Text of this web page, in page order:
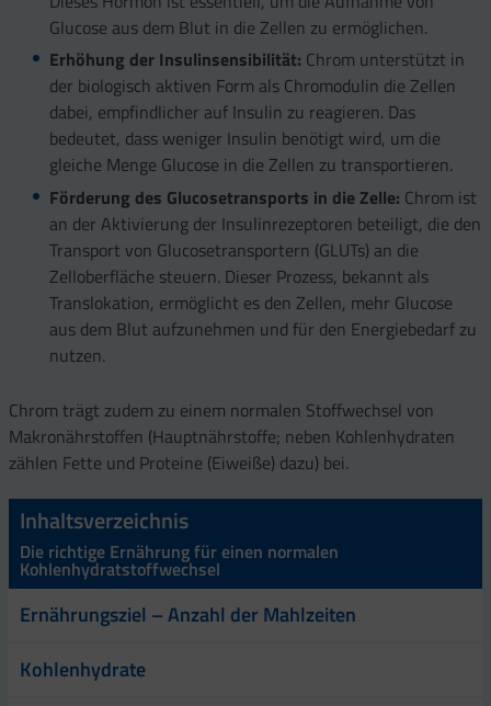
Glucose aus dem Blut in die Zellen zu ermöglichen.
Erhöhung der Insulinsensibilität: Chrom unterstützt in
der biologisch aktiven Form als Chromodulin die Zellen
dabei, empfindlicher auf Insulin zu reagieren. Das
bedeutet, dass weniger Insulin benötigt wird, um die
gleiche Menge Glucose in die Zellen zu transportieren.
Förderung des Glucosetransports in die Zelle: Chrom ist
an der Aktivierung der Insulinrezeptoren beteiligt, die den
Transport von Glucosetransportern (GLUTs) an die
Zelloberfläche steuern. Dieser Prozess, bekannt als
Translokation, ermöglicht es den Zellen, mehr Glucose
aus dem Blut aufzunehmen und für den Energiebedarf zu
nutzen.
Chrom trägt zudem zu einem normalen Stoffwechsel von
Makronährstoffen (Hauptnährstoffe; neben Kohlenhydraten
zählen Fette und Proteine (Eiweiße) dazu) bei.
Inhaltsverzeichnis
Die richtige Ernährung für einen normalen
Kohlenhydratstoffwechsel
Ernährungsziel – Anzahl der Mahlzeiten
Kohlenhydrate